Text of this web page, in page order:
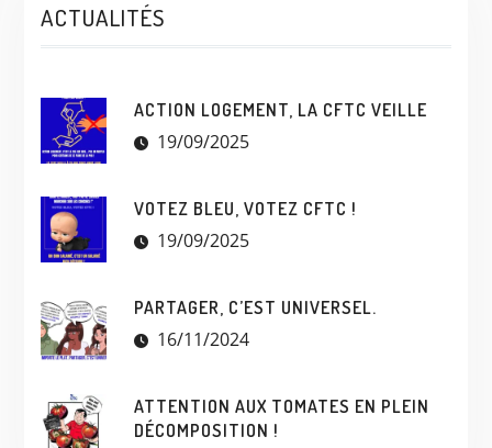
ACTUALITÉS
ACTION LOGEMENT, LA CFTC VEILLE
19/09/2025
VOTEZ BLEU, VOTEZ CFTC !
19/09/2025
PARTAGER, C’EST UNIVERSEL.
16/11/2024
ATTENTION AUX TOMATES EN PLEIN
DÉCOMPOSITION !